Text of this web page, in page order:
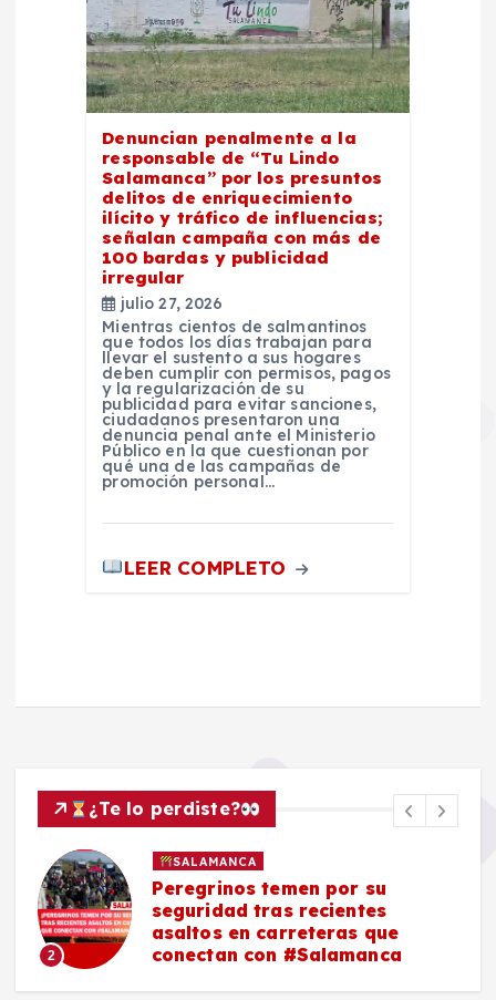
Denuncian penalmente a la
responsable de “Tu Lindo
Salamanca” por los presuntos
delitos de enriquecimiento
ilícito y tráfico de influencias;
señalan campaña con más de
100 bardas y publicidad
irregular
julio 27, 2026
Mientras cientos de salmantinos
que todos los días trabajan para
llevar el sustento a sus hogares
deben cumplir con permisos, pagos
y la regularización de su
publicidad para evitar sanciones,
ciudadanos presentaron una
denuncia penal ante el Ministerio
Público en la que cuestionan por
qué una de las campañas de
promoción personal…
LEER COMPLETO
¿Te lo perdiste?
2
SALAMANCA
Peregrinos temen por su
seguridad tras recientes
asaltos en carreteras que
conectan con #Salamanca